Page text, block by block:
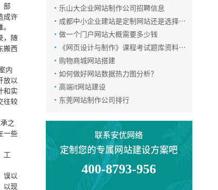
部
成许
，随
搬西
内
放以
和实
往较
之
一些
工
误以
以现
· 乐山大企业网站制作公司招聘信息
· 成都中小企业建站是定制网站还是选择模
板网站？
· 做一个门户网站大概需要多少钱
· 《网页设计与制作》课程考试题库资料
（含答案）.pdf
· 购物商城网站搭建
· 如何做好网站数据热力图分析？
· 高端it网站建设
· 东莞网站制作公司排行
联系安优网络
定制您的专属网站建设方案吧
400-8793-956